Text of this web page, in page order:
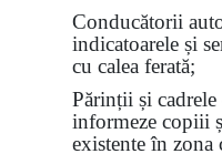
Conducătorii
indicatoarele și
cu calea ferată;
Părinții și
informeze copiii
existente în zona